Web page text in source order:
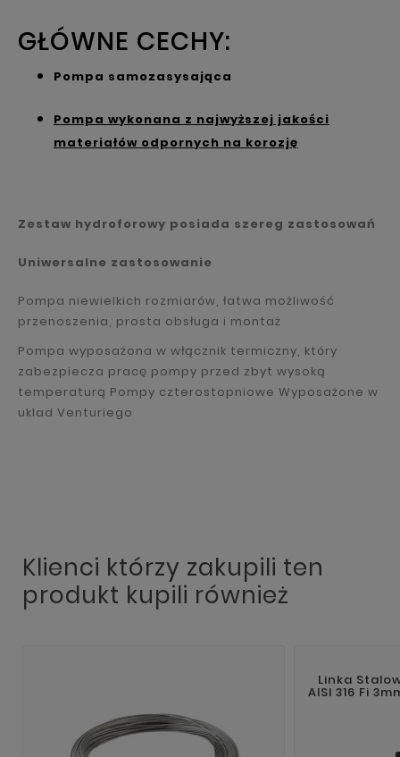
GŁÓWNE CECHY:
Pompa samozasysająca
Pompa wykonana z najwyższej jakości
materiałów odpornych na korozję
Zestaw hydroforowy posiada szereg zastosowań
Uniwersalne zastosowanie
Pompa niewielkich rozmiarów, łatwa możliwość
przenoszenia, prosta obsługa i montaż
Pompa wyposażona w włącznik termiczny, który
zabezpiecza pracę pompy przed zbyt wysoką
temperaturą Pompy czterostopniowe Wyposażone w
uklad Venturiego
Klienci którzy zakupili ten
produkt kupili również
Linka
AISI 316 Fi